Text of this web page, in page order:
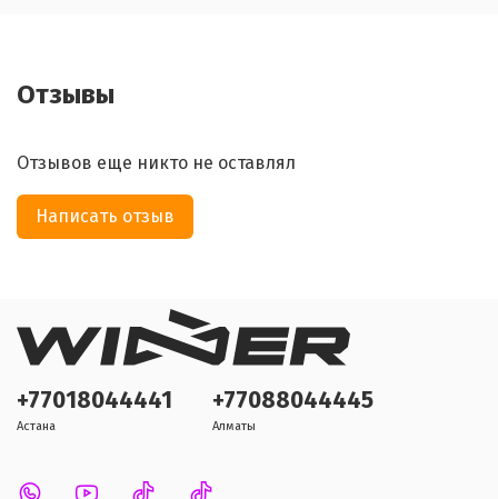
Отзывы
Отзывов еще никто не оставлял
Написать отзыв
+77018044441
Астана
+77088044445
Алматы